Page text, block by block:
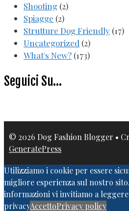
Shooting (2)
Spiagge (2)
Strutture Dog Friendly (17)
Uncategorized (2)
What's New? (173)
Seguici Su…
© 2026 Dog Fashion Blogger •
GeneratePress
Utilizziamo i cookie per essere
migliore esperienza sul nostro
informazioni vi invitiamo a
privacyAccettoPrivacy policy